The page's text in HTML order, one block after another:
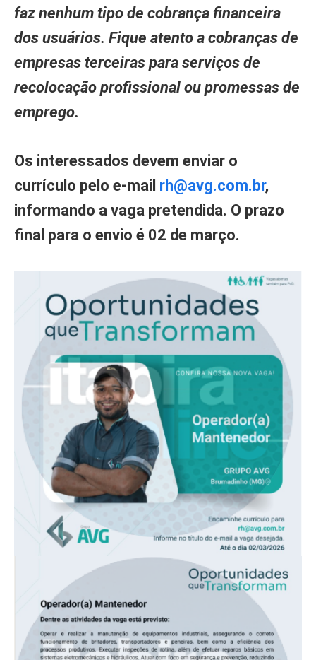
faz nenhum tipo de cobrança financeira
dos usuários. Fique atento a cobranças de
empresas terceiras para serviços de
recolocação profissional ou promessas de
emprego.
Os interessados devem enviar o
currículo pelo e-mail rh@avg.com.br,
informando a vaga pretendida. O prazo
final para o envio é 02 de março.